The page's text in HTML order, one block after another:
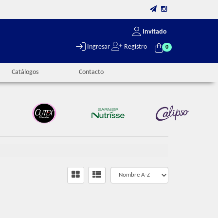
Invitado
Ingresar Registro 0
Catálogos Contacto